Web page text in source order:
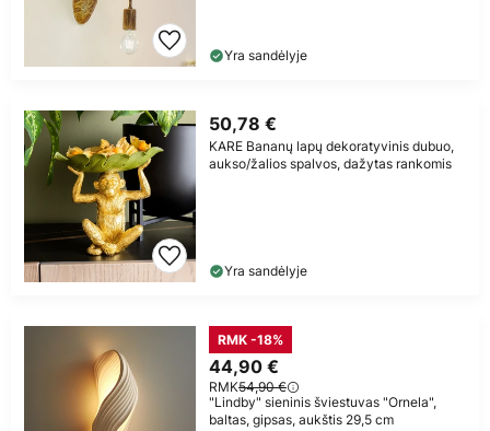
Yra sandėlyje
50,78 €
KARE Bananų lapų dekoratyvinis dubuo,
aukso/žalios spalvos, dažytas rankomis
Yra sandėlyje
44,90 €
RMK54,90 €
RMK -18%
"Lindby" sieninis šviestuvas "Ornela",
baltas, gipsas, aukštis 29,5 cm